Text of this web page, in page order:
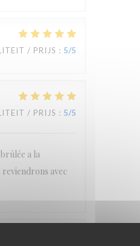
/ PRIJS : 5/5
/ PRIJS : 5/5
a la
avec